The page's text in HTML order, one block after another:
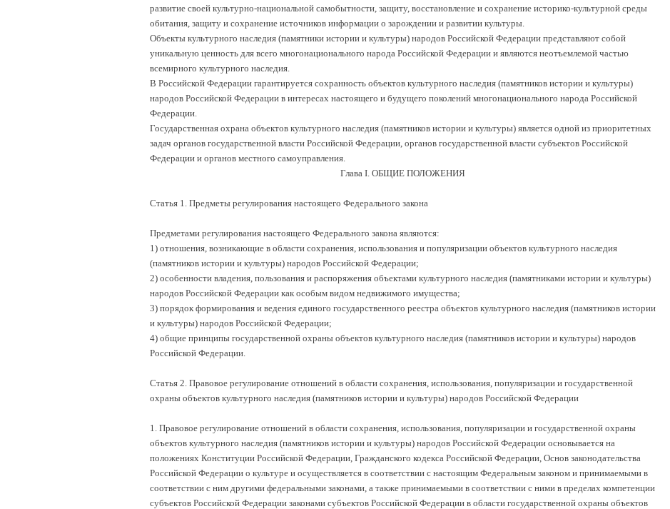
развитие своей культурно-национальной самобытности, защиту, восстановление и сохранение историко-культурной среды
обитания, защиту и сохранение источников информации о зарождении и развитии культуры.
Объекты культурного наследия (памятники истории и культуры) народов Российской Федерации представляют собой
уникальную ценность для всего многонационального народа Российской Федерации и являются неотъемлемой частью
всемирного культурного наследия.
В Российской Федерации гарантируется сохранность объектов культурного наследия (памятников истории и культуры)
народов Российской Федерации в интересах настоящего и будущего поколений многонационального народа Российской
Федерации.
Государственная охрана объектов культурного наследия (памятников истории и культуры) является одной из приоритетных
задач органов государственной власти Российской Федерации, органов государственной власти субъектов Российской
Федерации и органов местного самоуправления.
Глава I. ОБЩИЕ ПОЛОЖЕНИЯ
Статья 1. Предметы регулирования настоящего Федерального закона
Предметами регулирования настоящего Федерального закона являются:
1) отношения, возникающие в области сохранения, использования и популяризации объектов культурного наследия
(памятников истории и культуры) народов Российской Федерации;
2) особенности владения, пользования и распоряжения объектами культурного наследия (памятниками истории и культуры)
народов Российской Федерации как особым видом недвижимого имущества;
3) порядок формирования и ведения единого государственного реестра объектов культурного наследия (памятников истории
и культуры) народов Российской Федерации;
4) общие принципы государственной охраны объектов культурного наследия (памятников истории и культуры) народов
Российской Федерации.
Статья 2. Правовое регулирование отношений в области сохранения, использования, популяризации и государственной
охраны объектов культурного наследия (памятников истории и культуры) народов Российской Федерации
1. Правовое регулирование отношений в области сохранения, использования, популяризации и государственной охраны
объектов культурного наследия (памятников истории и культуры) народов Российской Федерации основывается на
положениях Конституции Российской Федерации, Гражданского кодекса Российской Федерации, Основ законодательства
Российской Федерации о культуре и осуществляется в соответствии с настоящим Федеральным законом и принимаемыми в
соответствии с ним другими федеральными законами, а также принимаемыми в соответствии с ними в пределах компетенции
субъектов Российской Федерации законами субъектов Российской Федерации в области государственной охраны объектов